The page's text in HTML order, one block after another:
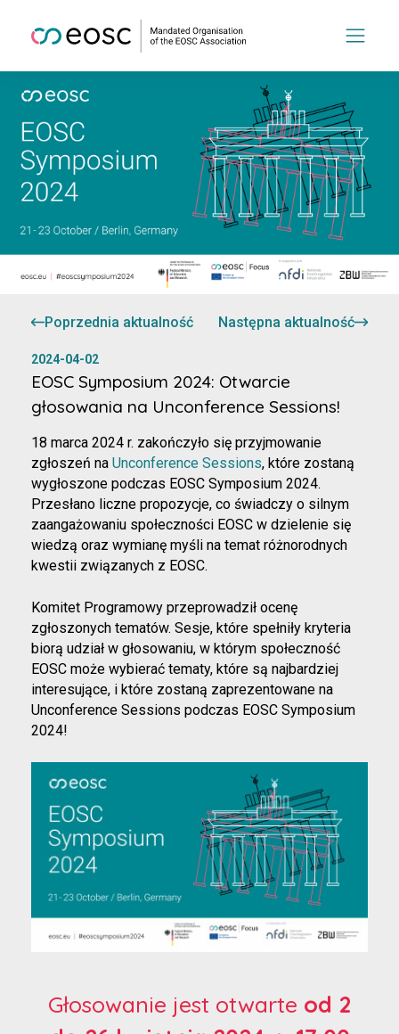
Poprzednia aktualność Następna aktualność
2024-04-02
EOSC Symposium 2024: Otwarcie
głosowania na Unconference Sessions!
18 marca 2024 r. zakończyło się przyjmowanie
zgłoszeń na Unconference Sessions, które zostaną
wygłoszone podczas EOSC Symposium 2024.
Przesłano liczne propozycje, co świadczy o silnym
zaangażowaniu społeczności EOSC w dzielenie się
wiedzą oraz wymianę myśli na temat różnorodnych
kwestii związanych z EOSC.
Komitet Programowy przeprowadził ocenę
zgłoszonych tematów. Sesje, które spełniły kryteria
biorą udział w głosowaniu, w którym społeczność
EOSC może wybierać tematy, które są najbardziej
interesujące, i które zostaną zaprezentowane na
Unconference Sessions podczas EOSC Symposium
2024!
Głosowanie jest otwarte od 2